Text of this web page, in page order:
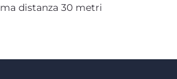
distanza 30 metri